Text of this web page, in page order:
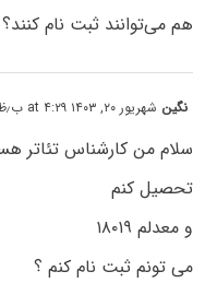
هم می‌توانند ثبت نام کنند؟
نگین شهریور ۲۰, ۱۴۰۳ at ۴:۲۹ ب٫ظ
سلام من کارشناس تئاتر
تحصیل کنم
و معدلم ۱۸۰۱۹
می تونم ثبت نام کنم ؟